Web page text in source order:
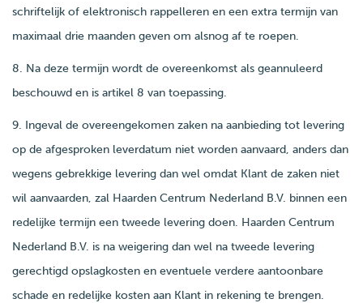
schriftelijk of elektronisch rappelleren en een extra termijn van
maximaal drie maanden geven om alsnog af te roepen.
8. Na deze termijn wordt de overeenkomst als geannuleerd
beschouwd en is artikel 8 van toepassing.
9. Ingeval de overeengekomen zaken na aanbieding tot levering
op de afgesproken leverdatum niet worden aanvaard, anders dan
wegens gebrekkige levering dan wel omdat Klant de zaken niet
wil aanvaarden, zal Haarden Centrum Nederland B.V. binnen een
redelijke termijn een tweede levering doen. Haarden Centrum
Nederland B.V. is na weigering dan wel na tweede levering
gerechtigd opslagkosten en eventuele verdere aantoonbare
schade en redelijke kosten aan Klant in rekening te brengen.